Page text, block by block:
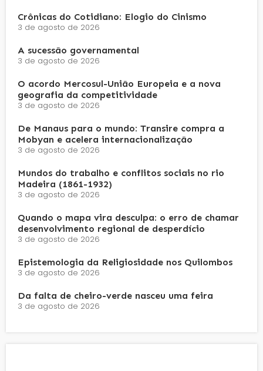
Crônicas do Cotidiano: Elogio do Cinismo
3 de agosto de 2026
A sucessão governamental
3 de agosto de 2026
O acordo Mercosul-União Europeia e a nova
geografia da competitividade
3 de agosto de 2026
De Manaus para o mundo: Transire compra a
Mobyan e acelera internacionalização
3 de agosto de 2026
Mundos do trabalho e conflitos sociais no rio
Madeira (1861-1932)
3 de agosto de 2026
Quando o mapa vira desculpa: o erro de chamar
desenvolvimento regional de desperdício
3 de agosto de 2026
Epistemologia da Religiosidade nos Quilombos
3 de agosto de 2026
Da falta de cheiro-verde nasceu uma feira
3 de agosto de 2026